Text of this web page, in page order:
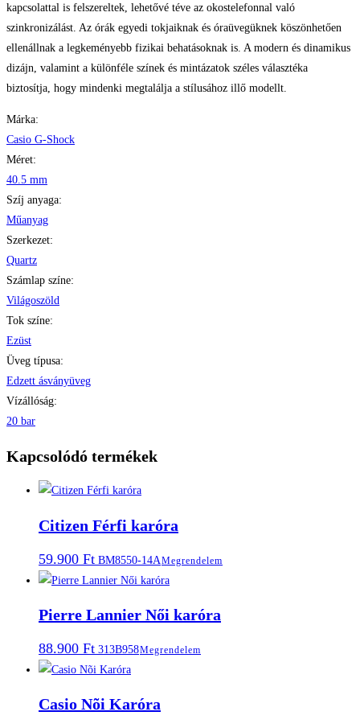
kapcsolattal is felszereltek, lehetővé téve az okostelefonnal való
szinkronizálást. Az órák egyedi tokjaiknak és óraüvegüknek köszönhetően
ellenállnak a legkeményebb fizikai behatásoknak is. A modern és dinamikus
dizájn, valamint a különféle színek és mintázatok széles választéka
biztosítja, hogy mindenki megtalálja a stílusához illő modellt.
Márka:
Casio G-Shock
Méret:
40.5 mm
Szíj anyaga:
Műanyag
Szerkezet:
Quartz
Számlap színe:
Világoszöld
Tok színe:
Ezüst
Üveg típusa:
Edzett ásványüveg
Vízállóság:
20 bar
Kapcsolódó termékek
Citizen Férfi karóra
59.900 Ft BM8550-14AMegrendelem
Pierre Lannier Női karóra
88.900 Ft 313B958Megrendelem
Casio Nõi Karóra